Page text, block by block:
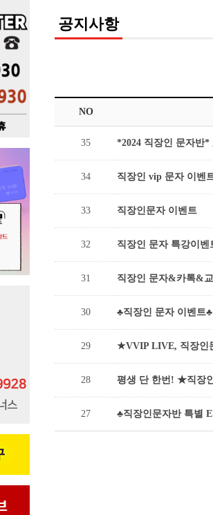
공지사항
NO
35 *2024 직장인 문자반*
34 직장인 vip 문자 이벤
33 직장인문자 이벤트
32 직장인 문자 특강이벤
31 직장인 문자&카톡&
30 ♣직장인 문자 이벤트
29 ★VVIP LIVE, 직장인
28 평생 단 한번! ★직장
27 ♣직장인문자반 특별